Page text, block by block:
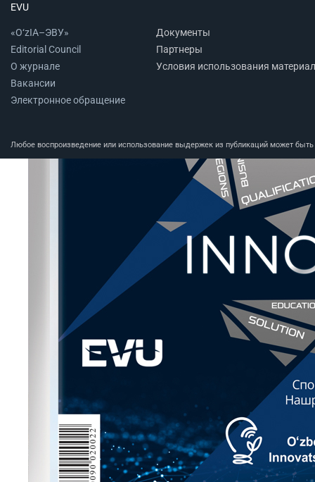
EVU
«O‘zIA–ЭВУ»
Editorial Council
О журнале
Вакансии
Электронное обращение
Документы
Партнеры
Условия использования
Любое воспроизведение или использование выдержек из публикаций может